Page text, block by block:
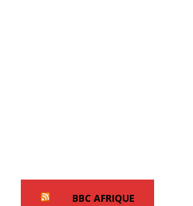
BBC AFRIQUE